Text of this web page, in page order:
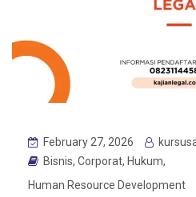
February 27, 2026
Bisnis, Corporat, Hukum,
Human Resource Development